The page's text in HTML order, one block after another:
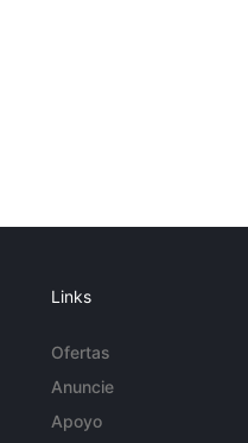
Links
Ofertas
Anuncie
Apoyo